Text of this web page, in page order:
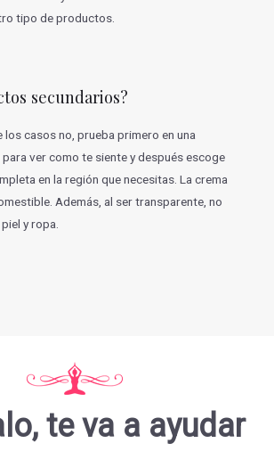
tipo de productos.
secundarios?
los casos no, prueba primero en una
ver como te siente y después escoge
en la región que necesitas. La crema
Además, al ser transparente, no
y ropa.
te va a ayudar